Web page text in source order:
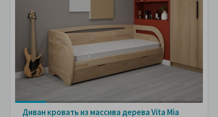
Диван кровать из массива дерева Vita Mia